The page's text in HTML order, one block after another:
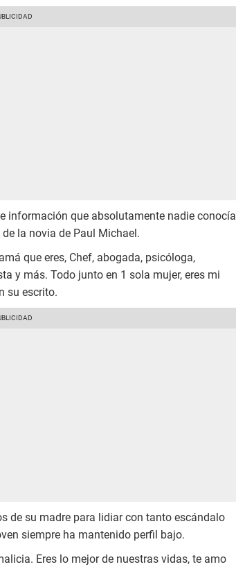
información que absolutamente nadie conocía
la novia de Paul Michael.
que eres, Chef, abogada, psicóloga,
y más. Todo junto en 1 sola mujer, eres mi
su escrito.
de su madre para lidiar con tanto escándalo
siempre ha mantenido perfil bajo.
Eres lo mejor de nuestras vidas, te amo